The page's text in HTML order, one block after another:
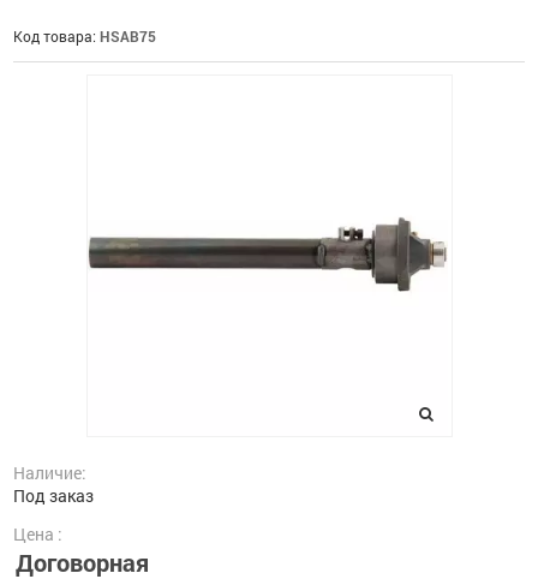
Код товара: HSAB75
Наличие:
Под заказ
Цена :
Договорная